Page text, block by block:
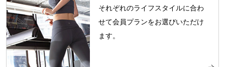
それぞれのライフスタイルに合わ
せて会員プランをお選びいただけ
ます。